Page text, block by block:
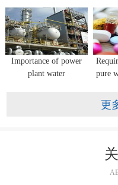
quality in flower
seedling cultivation?
Importance of power
plant water
pure
更